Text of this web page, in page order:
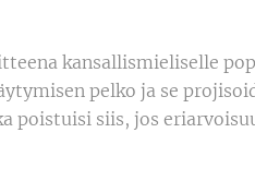
kansallismieliselle
pelko ja se
poistuisi siis, jos